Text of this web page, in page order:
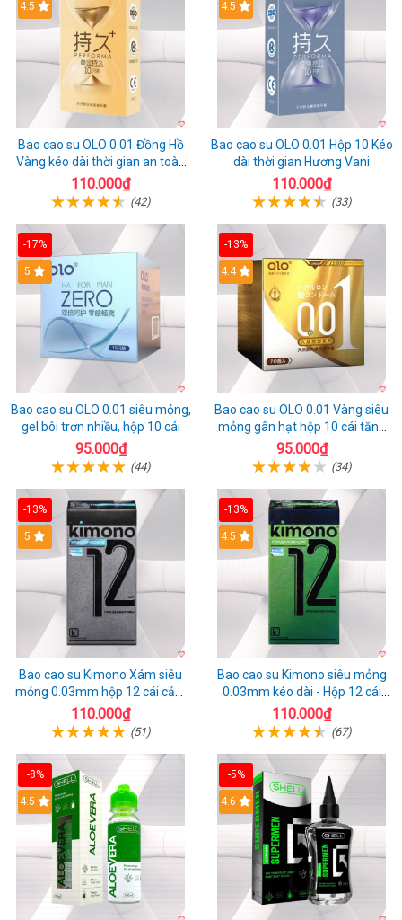
Hot
4.5
Bao cao su OLO 0.01 Đồng Hồ
Vàng kéo dài thời gian an toàn
hộp 10
110.000₫
(42)
Hot
4.5
Bao cao su OLO 0.01 Hộp 10 Kéo
dài thời gian Hương Vani
110.000₫
(33)
-17%
Hot
5
Bao cao su OLO 0.01 siêu mỏng,
gel bôi trơn nhiều, hộp 10 cái
95.000₫
(44)
-13%
Hot
4.4
Bao cao su OLO 0.01 Vàng siêu
mỏng gân hạt hộp 10 cái tăng
khoái cảm
95.000₫
(34)
-13%
Hot
5
Bao cao su Kimono Xám siêu
mỏng 0.03mm hộp 12 cái cảm
giác thật
110.000₫
(51)
-13%
Hot
4.5
Bao cao su Kimono siêu mỏng
0.03mm kéo dài - Hộp 12 cái
chất lượng
110.000₫
(67)
-8%
Hot
4.5
-5%
Hot
4.6